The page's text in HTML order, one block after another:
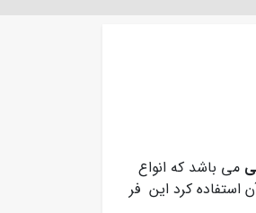
می باشد که انواع
استفاده کرد این فر